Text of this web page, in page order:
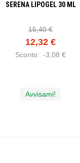
SERENA LIPOGEL 30 ML
15,40 €
12,32 €
Sconto: -3,08 €
Avvisami!